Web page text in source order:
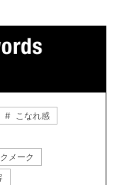
こなれ感
メーク